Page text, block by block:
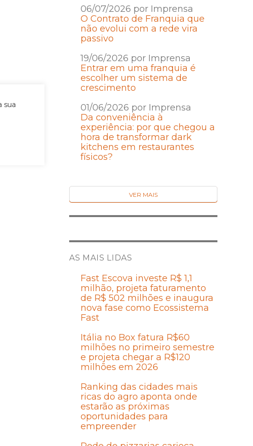
sua
06/07/2026 por Imprensa
O Contrato de Franquia que
não evolui com a rede vira
passivo
19/06/2026 por Imprensa
Entrar em uma franquia é
escolher um sistema de
crescimento
01/06/2026 por Imprensa
Da conveniência à
experiência: por que chegou a
hora de transformar dark
kitchens em restaurantes
físicos?
VER MAIS
AS MAIS LIDAS
Fast Escova investe R$ 1,1
milhão, projeta faturamento
de R$ 502 milhões e inaugura
nova fase como Ecossistema
Fast
Itália no Box fatura R$60
milhões no primeiro semestre
e projeta chegar a R$120
milhões em 2026
Ranking das cidades mais
ricas do agro aponta onde
estarão as próximas
oportunidades para
empreender